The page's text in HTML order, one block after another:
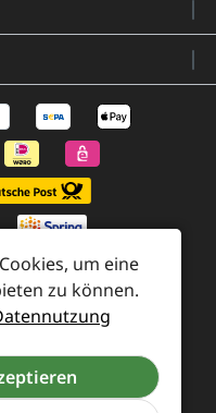
Kontakt
Voreinstellungen
um eine
zu können.